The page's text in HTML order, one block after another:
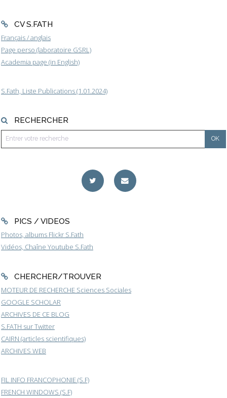
CV S.FATH
Français / anglais
Page perso (laboratoire GSRL)
Academia page (in English)
S.Fath, Liste Publications (1.01.2024)
RECHERCHER
PICS / VIDEOS
Photos, albums Flickr S.Fath
Vidéos, Chaîne Youtube S.Fath
CHERCHER/TROUVER
MOTEUR DE RECHERCHE Sciences Sociales
GOOGLE SCHOLAR
ARCHIVES DE CE BLOG
S.FATH sur Twitter
CAIRN (articles scientifiques)
ARCHIVES WEB
FIL INFO FRANCOPHONIE (S.F)
FRENCH WINDOWS (S.F)